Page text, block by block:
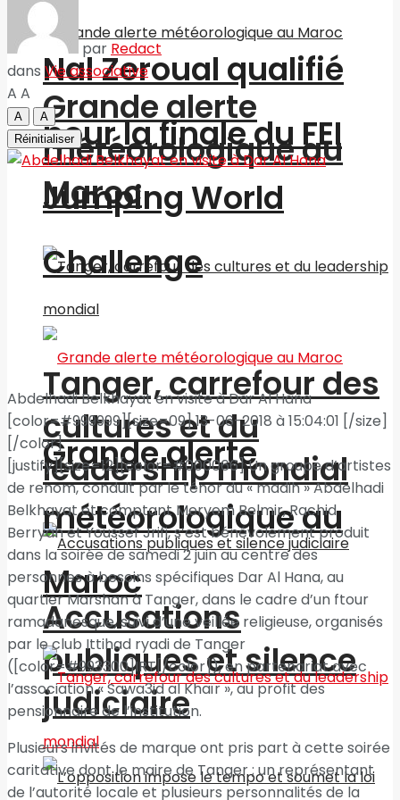
Grande alerte
météorologique au
Maroc
Tanger, carrefour des
cultures et du
leadership mondial
Accusations
publiques et silence
judiciaire
Nal Zeroual qualifié
pour la finale du FEI
Jumping World
Challenge
Grande alerte
météorologique au
Maroc
par Redact
dans Vie associative
A A
A
A
Réinitialiser
Abdelhadi Belkhayat en visite à Dar Al Hana
[color=#999999][size=09] 13-06-2018 à 15:04:01 [/size]
[/color]
[justify][size=12][color=#000066] Un groupe d’artistes
de renom, conduit par le ténor du « madih » Abdelhadi
Belkhayat et comptant Meryem Belmir, Rachid
Berryah et Youssef Jrifi, s’est bénévolement produit
dans la soirée de samedi 2 juin au centre des
personnes à besoins spécifiques Dar Al Hana, au
quartier Marshan à Tanger, dans le cadre d’un ftour
ramadanesque, suivi d’une veillée religieuse, organisés
par le club Ittihad ryadi de Tanger
([color=#993300]IRT[/color]), en partenariat avec
l’association « Sawa3id al Khaïr », au profit des
pensionnaire de l’institution.
Plusieurs invités de marque ont pris part à cette soirée
caritative dont le maire de Tanger ; un représentant
de l’autorité locale et plusieurs personnalités de la